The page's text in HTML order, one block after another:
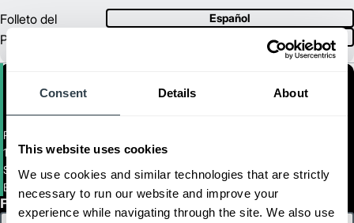
Consent Details About
This website uses cookies
We use cookies and similar technologies that are strictly
necessary to run our website and improve your
experience while navigating through the site. We also use
ESR15N
Capacity (lb) 3,000
Lift Height (in)
Power Type
Width (in) 41.5
Height (in)
Weight (lb)
Model
Capacity (lb)
Lift Height (in)2 242
Power Type 36 V
Length (in) 54.0
Folleto del
Producto
Español
Pantograph Reach Truck
1,350 - 2,000 kg. Montacargas Retráctil con Pantógrafo de Capacidad
Simple y Profunda
ESR15N-EDR18LN
First Name